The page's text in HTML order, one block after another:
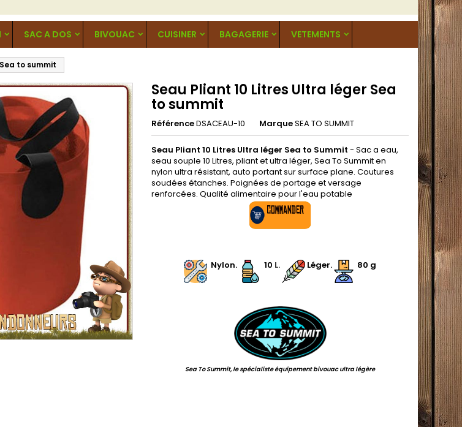
SAC A DOS BIVOUAC CUISINER BAGAGERIE VETEMENTS
to summit
Seau Pliant 10 Litres Ultra léger Sea
to summit
RéférenceDSACEAU-10 MarqueSEA TO SUMMIT
Seau Pliant 10 Litres Ultra léger Sea to Summit - Sac a eau,
seau souple 10 Litres, pliant et ultra léger, Sea To Summit en
nylon ultra résistant, auto portant sur surface plane. Coutures
soudées étanches. Poignées de portage et versage
renforcées. Qualité alimentaire pour l'eau potable
Nylon. 10 L. Léger. 80 g
Sea To Summit, le spécialiste équipement bivouac ultra légère